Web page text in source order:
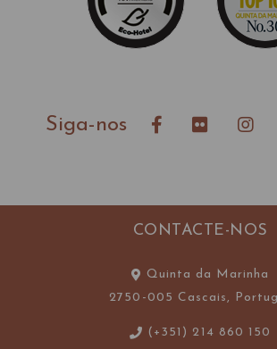
Siga-nos
CONTACTE-NOS
Quinta da Marinha
2750-005 Cascais,
(+351) 214 860 150